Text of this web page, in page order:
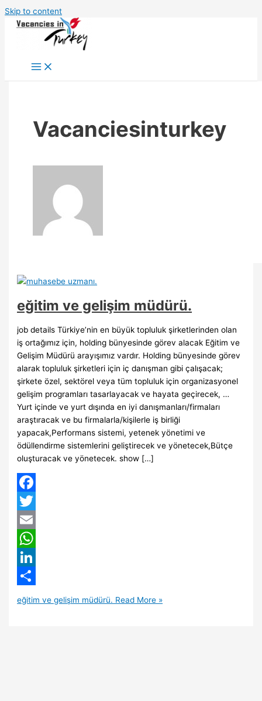
Skip to content
Vacanciesinturkey
eğitim ve gelişim müdürü.
job details Türkiye’nin en büyük topluluk şirketlerinden olan
iş ortağımız için, holding bünyesinde görev alacak Eğitim ve
Gelişim Müdürü arayışımız vardır. Holding bünyesinde görev
alarak topluluk şirketleri için iç danışman gibi çalışacak;
şirkete özel, sektörel veya tüm topluluk için organizasyonel
gelişim programları tasarlayacak ve hayata geçirecek, …
Yurt içinde ve yurt dışında en iyi danışmanları/firmaları
araştıracak ve bu firmalarla/kişilerle iş birliği
yapacak,Performans sistemi, yetenek yönetimi ve
ödüllendirme sistemlerini geliştirecek ve yönetecek,Bütçe
oluşturacak ve yönetecek. show […]
Facebook
Twitter
Email
WhatsApp
LinkedIn
Share
eğitim ve gelişim müdürü. Read More »